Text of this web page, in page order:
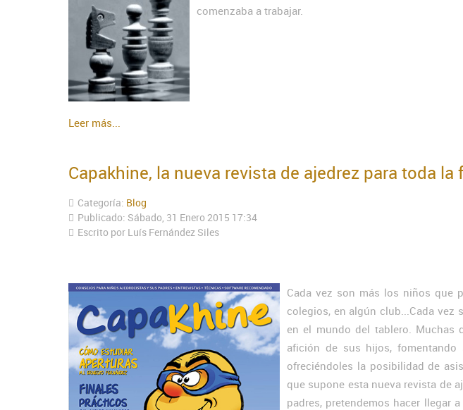
comenzaba a trabajar.
Leer más...
Capakhine, la nueva revista de ajedrez para toda la
Categoría: Blog
Publicado: Sábado, 31 Enero 2015 17:34
Escrito por Luís Fernández Siles
Cada vez son más los niños que
colegios, en algún club...Cada vez
en el mundo del tablero. Muchas
afición de sus hijos, fomentando
ofreciéndoles la posibilidad de
que supone esta nueva revista de
padres, pretendemos hacer llegar